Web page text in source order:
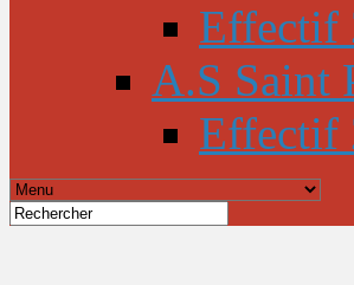
Effectif
A.S Saint
Effectif